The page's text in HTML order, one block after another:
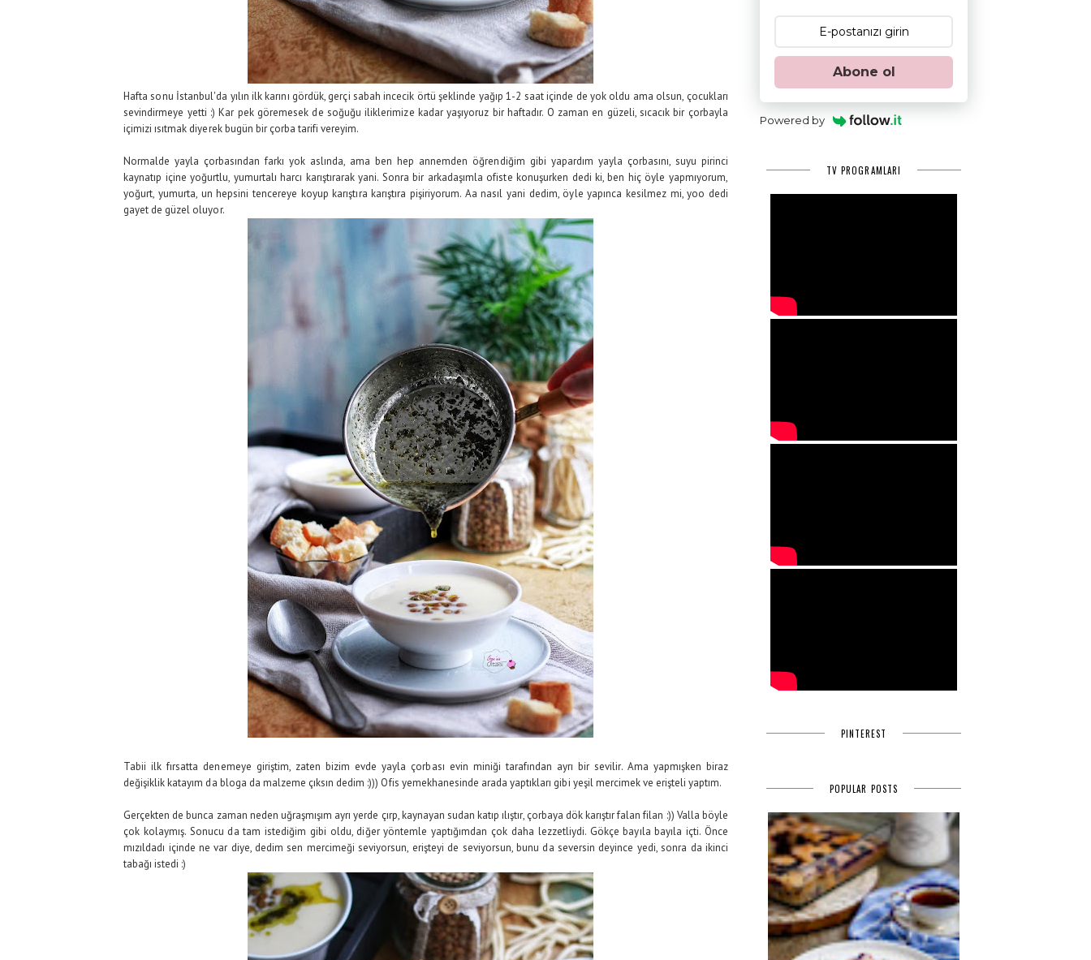
Hafta sonu İstanbul'da yılın ilk karını gördük, gerçi sabah incecik örtü şeklinde yağıp 1-2 saat içinde de yok oldu ama olsun, çocukları
sevindirmeye yetti :) Kar pek göremesek de soğuğu iliklerimize kadar yaşıyoruz bir haftadır. O zaman en güzeli, sıcacık bir çorbayla
içimizi ısıtmak diyerek bugün bir çorba tarifi vereyim.
Normalde yayla çorbasından farkı yok aslında, ama ben hep annemden öğrendiğim gibi yapardım yayla çorbasını, suyu pirinci
kaynatıp içine yoğurtlu, yumurtalı harcı karıştırarak yani. Sonra bir arkadaşımla ofiste konuşurken dedi ki, ben hiç öyle yapmıyorum,
yoğurt, yumurta, un hepsini tencereye koyup karıştıra karıştıra pişiriyorum. Aa nasıl yani dedim, öyle yapınca kesilmez mi, yoo dedi
gayet de güzel oluyor.
Tabii ilk fırsatta denemeye giriştim, zaten bizim evde yayla çorbası evin miniği tarafından ayrı bir sevilir. Ama yapmışken biraz
değişiklik katayım da bloga da malzeme çıksın dedim :))) Ofis yemekhanesinde arada yaptıkları gibi yeşil mercimek ve erişteli yaptım.
Gerçekten de bunca zaman neden uğraşmışım ayrı yerde çırp, kaynayan sudan katıp ılıştır, çorbaya dök karıştır falan filan :)) Valla böyle
çok kolaymış. Sonucu da tam istediğim gibi oldu, diğer yöntemle yaptığımdan çok daha lezzetliydi. Gökçe bayıla bayıla içti. Önce
mızıldadı içinde ne var diye, dedim sen mercimeği seviyorsun, erişteyi de seviyorsun, bunu da seversin deyince yedi, sonra da ikinci
tabağı istedi :)
Abone ol
Powered by
TV PROGRAMLARI
PINTEREST
POPULAR POSTS